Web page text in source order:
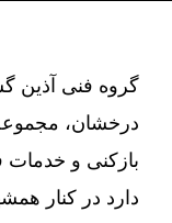
درخشان،
بازکنی و خدمات
دارد در کنار